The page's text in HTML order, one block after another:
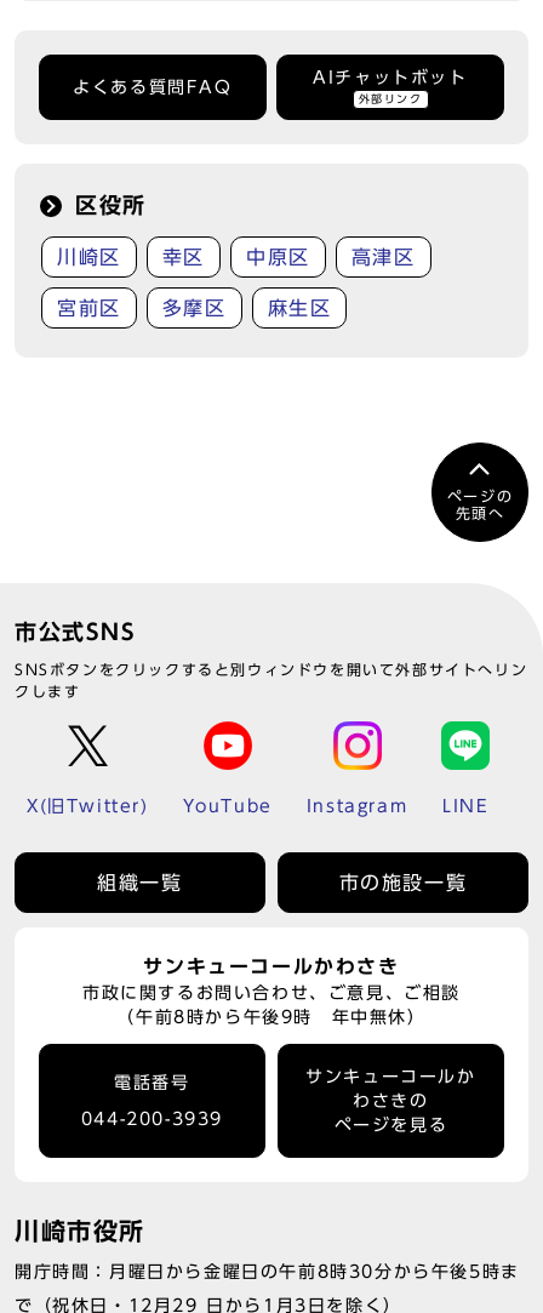
よくある質問FAQ
AIチャットボット
外部リンク
区役所
川崎区 幸区 中原区 高津区
宮前区 多摩区 麻生区
ページの
先頭へ
市公式SNS
SNSボタンをクリックすると別ウィンドウを開いて外部サイトへリン
クします
X(旧Twitter) YouTube Instagram LINE
組織一覧 市の施設一覧
サンキューコールかわさき
市政に関するお問い合わせ、ご意見、ご相談
（午前8時から午後9時 年中無休）
電話番号
044-200-3939
サンキューコールか
わさきの
ページを見る
川崎市役所
開庁時間：月曜日から金曜日の午前8時30分から午後5時ま
で（祝休日・12月29 日から1月3日を除く）